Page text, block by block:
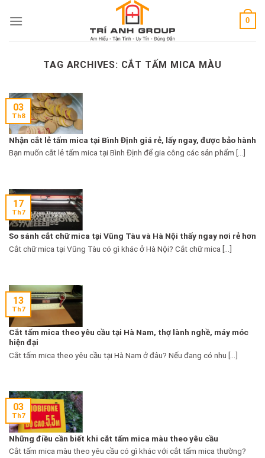
0
TAG ARCHIVES: CẮT TẤM MICA MÀU
Nhận cắt lẻ tấm mica tại Bình Định giá rẻ, lấy ngay, được bảo hành
Bạn muốn cắt lẻ tấm mica tại Bình Định để gia công các sản phẩm [...]
03
Th8
So sánh cắt chữ mica tại Vũng Tàu và Hà Nội thấy ngay nơi rẻ hơn
Cắt chữ mica tại Vũng Tàu có gì khác ở Hà Nội? Cắt chữ mica [...]
17
Th7
Cắt tấm mica theo yêu cầu tại Hà Nam, thợ lành nghề, máy móc
hiện đại
Cắt tấm mica theo yêu cầu tại Hà Nam ở đâu? Nếu đang có nhu [...]
13
Th7
Những điều cần biết khi cắt tấm mica màu theo yêu cầu
Cắt tấm mica màu theo yêu cầu có gì khác với cắt tấm mica thường?
03
Th7